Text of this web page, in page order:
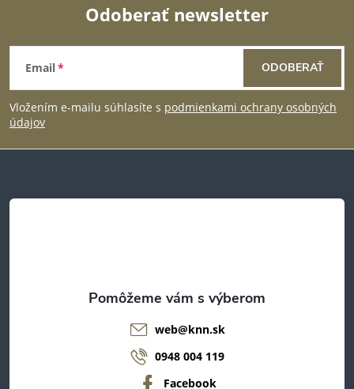
Z
á
p
t
Odoberať newsletter
Email
Vložením e-mailu súhlasíte s podmienkami ochrany osobných
údajov
ODOBERAŤ
web@knn.sk
0948 004 119
Facebook